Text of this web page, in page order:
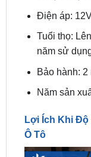
năm sử dụng)
Bảo hành: 2
Lợi Ích Khi Độ